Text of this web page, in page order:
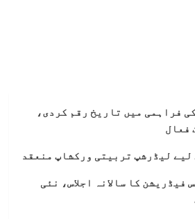
فراہمی میں تاریخ رقم کردی،
فعال
لیڈرشپ تربیتی ورکشاپ منعقد
کا سالانہ اجلاس، نئی